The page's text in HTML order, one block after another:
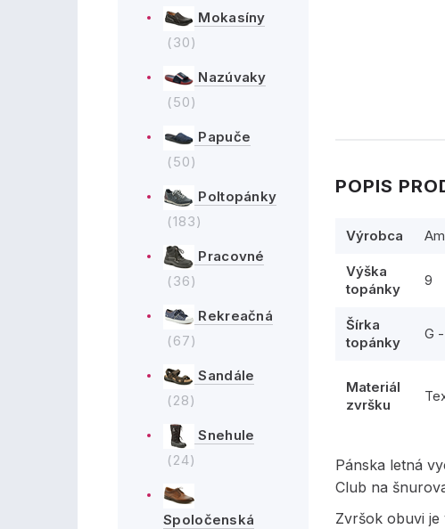
Mokasíny
(30)
Nazúvaky
(50)
Papuče
(50)
Poltopánky
(183)
Pracovné
(36)
Rekreačná
(67)
Sandále
(28)
Snehule
(24)
Spoločenská
POPIS
Výrobca
Výška
topánky
9
Šírka
topánky
G
Materiál
zvršku
Pánska letná
Club na
Zvršok obuvi